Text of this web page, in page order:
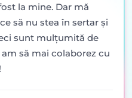
la mine. Dar mă
să nu stea în sertar şi
sunt mulţumită de
să mai colaborez cu